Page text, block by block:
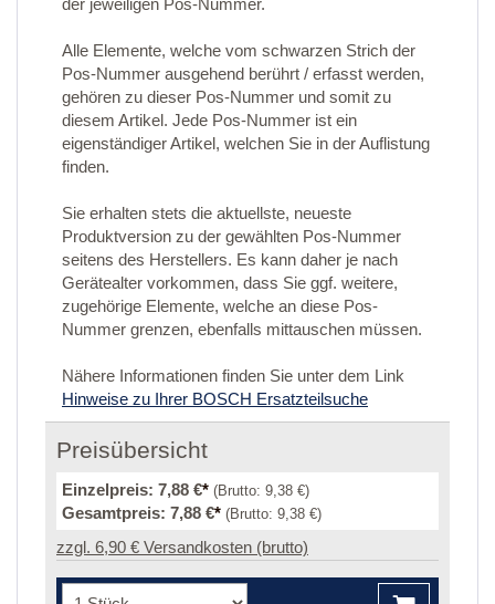
der jeweiligen Pos-Nummer.
Alle Elemente, welche vom schwarzen Strich der
Pos-Nummer ausgehend berührt / erfasst werden,
gehören zu dieser Pos-Nummer und somit zu
diesem Artikel. Jede Pos-Nummer ist ein
eigenständiger Artikel, welchen Sie in der Auflistung
finden.
Sie erhalten stets die aktuellste, neueste
Produktversion zu der gewählten Pos-Nummer
seitens des Herstellers. Es kann daher je nach
Gerätealter vorkommen, dass Sie ggf. weitere,
zugehörige Elemente, welche an diese Pos-
Nummer grenzen, ebenfalls mittauschen müssen.
Nähere Informationen finden Sie unter dem Link
Hinweise zu Ihrer BOSCH Ersatzteilsuche
Preisübersicht
Einzelpreis: 7,88 €* (Brutto: 9,38 €)
Gesamtpreis: 7,88 €* (Brutto: 9,38 €)
zzgl. 6,90 € Versandkosten (brutto)